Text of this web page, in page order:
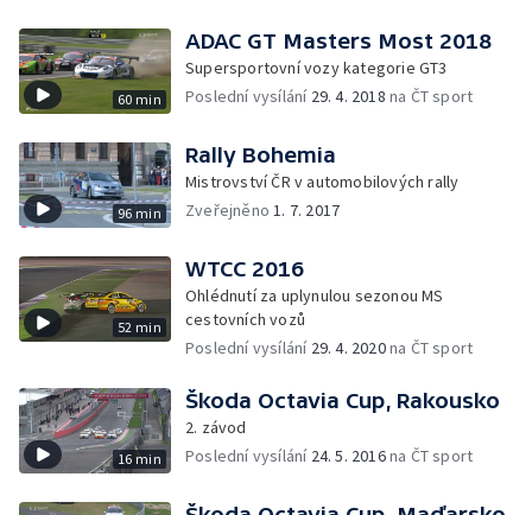
60 min
ADAC GT Masters Most 2018
Supersportovní vozy kategorie GT3
Poslední vysílání 29. 4. 2018 na ČT sport
96 min
Rally Bohemia
Mistrovství ČR v automobilových rally
Zveřejněno1. 7. 2017
52 min
WTCC 2016
Ohlédnutí za uplynulou sezonou MS
cestovních vozů
Poslední vysílání 29. 4. 2020na ČT sport
16 min
Škoda Octavia Cup, Rakousko
2. závod
Poslední vysílání 24. 5. 2016na ČT sport